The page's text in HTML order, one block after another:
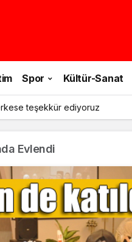
Spor Kültür-Sanat
teşekkür ediyoruz
Evlendi